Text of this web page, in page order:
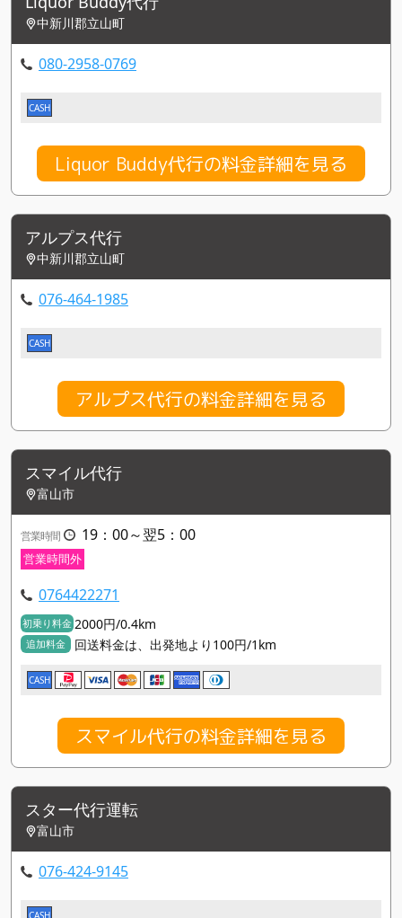
中新川郡立山町
080-2958-0769
CASH
Liquor Buddy代行の料金詳細を見る
アルプス代行
中新川郡立山町
076-464-1985
CASH
アルプス代行の料金詳細を見る
スマイル代行
富山市
営業時間 19：00～翌5：00
営業時間外
0764422271
初乗り料金 2000円/0.4km
追加料金 回送料金は、出発地より100円/1km
CASH
スマイル代行の料金詳細を見る
スター代行運転
富山市
076-424-9145
CASH